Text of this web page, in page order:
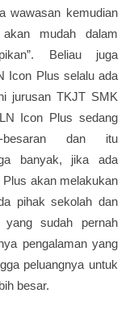
wawasan kemudian
mudah dalam
Beliau juga
Icon Plus selalu ada
jurusan TKJT SMK
Icon Plus sedang
besaran dan itu
banyak, jika ada
Plus akan melakukan
pihak sekolah dan
sudah pernah
pengalaman yang
peluangnya untuk
besar.